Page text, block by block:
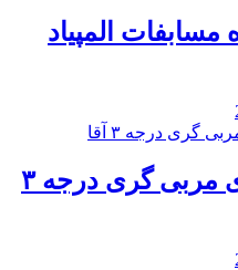
مسابفات المپیاد
کلاس تئوری مربی گری درجه ۳